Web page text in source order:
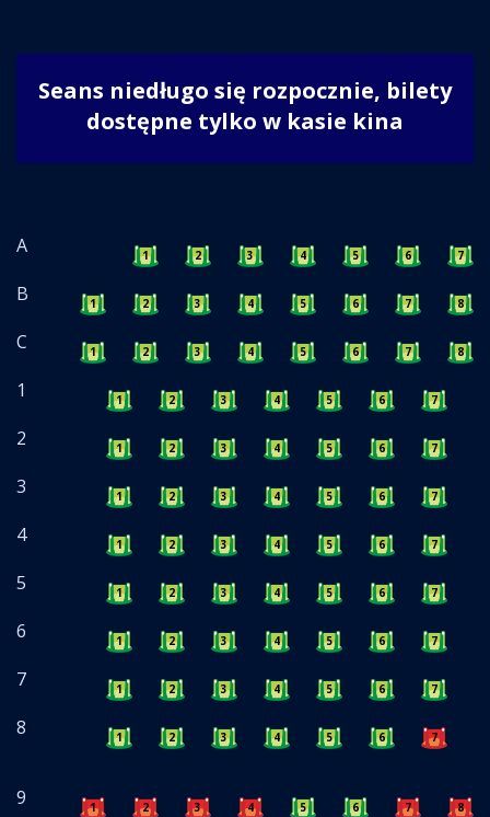
Seans niedługo się rozpocznie, bilety
dostępne tylko w kasie kina
A 1 2 3 4 5 6 7
B 1 2 3 4 5 6 7 8
C 1 2 3 4 5 6 7 8
1 1 2 3 4 5 6 7
2 1 2 3 4 5 6 7
3 1 2 3 4 5 6 7
4 1 2 3 4 5 6 7
5 1 2 3 4 5 6 7
6 1 2 3 4 5 6 7
7 1 2 3 4 5 6 7
8 1 2 3 4 5 6 7
9 1 2 3 4 5 6 7 8